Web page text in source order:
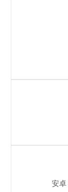
安